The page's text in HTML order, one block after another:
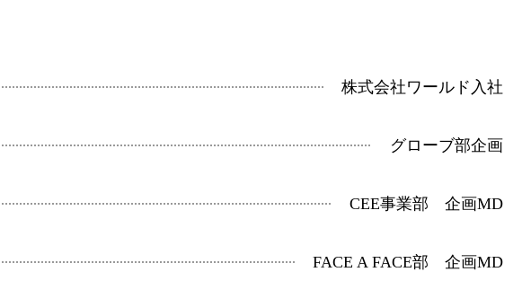
株式会社ワールド入社
グローブ部企画
CEE事業部 企画MD
FACE A FACE部 企画MD